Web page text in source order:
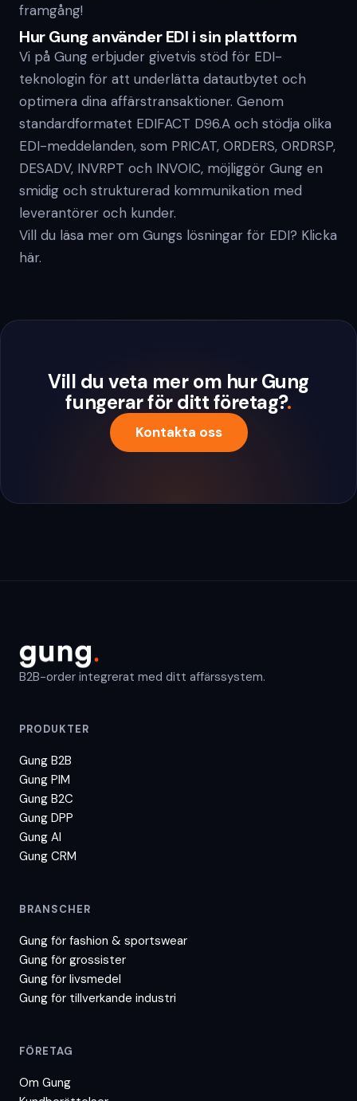
framgång!
Hur Gung använder EDI i sin plattform
Vi på Gung erbjuder givetvis stöd för EDI-
teknologin för att underlätta datautbytet och
optimera dina affärstransaktioner. Genom
standardformatet EDIFACT D96.A och stödja olika
EDI-meddelanden, som PRICAT, ORDERS, ORDRSP,
DESADV, INVRPT och INVOIC, möjliggör Gung en
smidig och strukturerad kommunikation med
leverantörer och kunder.
Vill du läsa mer om Gungs lösningar för EDI? Klicka
här.
Vill du veta mer om hur Gung
fungerar för ditt företag?.
Kontakta oss
B2B-order integrerat med ditt affärssystem.
PRODUKTER
Gung B2B
Gung PIM
Gung B2C
Gung DPP
Gung AI
Gung CRM
BRANSCHER
Gung för fashion & sportswear
Gung för grossister
Gung för livsmedel
Gung för tillverkande industri
FÖRETAG
Om Gung